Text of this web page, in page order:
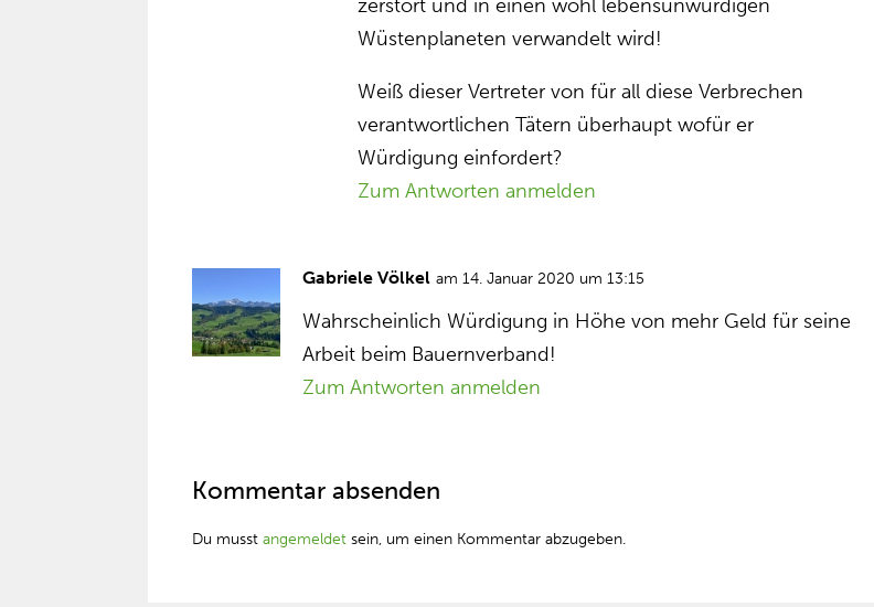
zerstört und in einen wohl lebensunwürdigen
Wüstenplaneten verwandelt wird!
Weiß dieser Vertreter von für all diese Verbrechen
verantwortlichen Tätern überhaupt wofür er
Würdigung einfordert?
Zum Antworten anmelden
Gabriele Völkel am 14. Januar 2020 um 13:15
Wahrscheinlich Würdigung in Höhe von mehr Geld für seine
Arbeit beim Bauernverband!
Zum Antworten anmelden
Kommentar absenden
Du musstangemeldet sein, um einen Kommentar abzugeben.